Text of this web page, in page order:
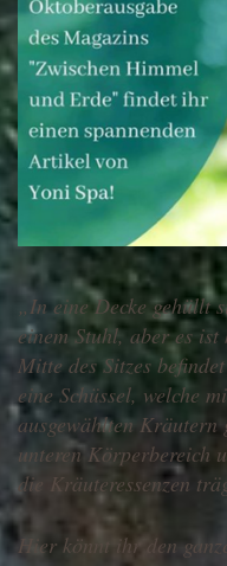
„In eine Decke gehüllt
einem Stuhl, aber es
Mitte des Sitzes
eine Schüssel, welche
ausgewählten
unteren Körperbereich
die Kräuteressenzen
Hier könnt ihr den